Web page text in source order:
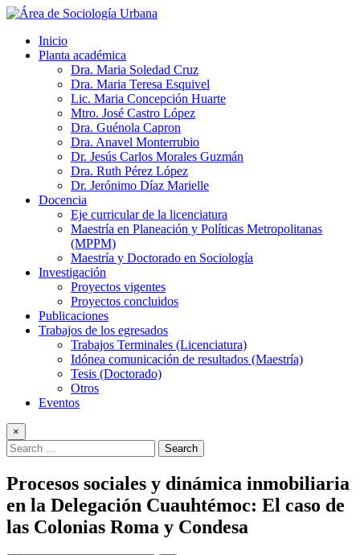
Inicio
Planta académica
Dra. Maria Soledad Cruz
Dra. Maria Teresa Esquivel
Lic. Maria Concepción Huarte
Mtro. José Castro López
Dra. Guénola Capron
Dra. Anavel Monterrubio
Dr. Jesús Carlos Morales Guzmán
Dra. Ruth Pérez López
Dr. Jerónimo Díaz Marielle
Docencia
Eje curricular de la licenciatura
Maestría en Planeación y Políticas Metropolitanas
(MPPM)
Maestría y Doctorado en Sociología
Investigación
Proyectos vigentes
Proyectos concluidos
Publicaciones
Trabajos de los egresados
Trabajos Terminales (Licenciatura)
Idónea comunicación de resultados (Maestría)
Tesis (Doctorado)
Otros
Eventos
×
Procesos sociales y dinámica inmobiliaria
en la Delegación Cuauhtémoc: El caso de
las Colonias Roma y Condesa